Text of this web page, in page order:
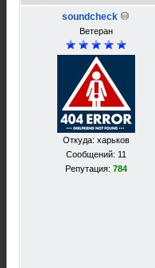
soundcheck
Ветеран
Откуда: харьков
Сообщений: 11
Репутация: 784